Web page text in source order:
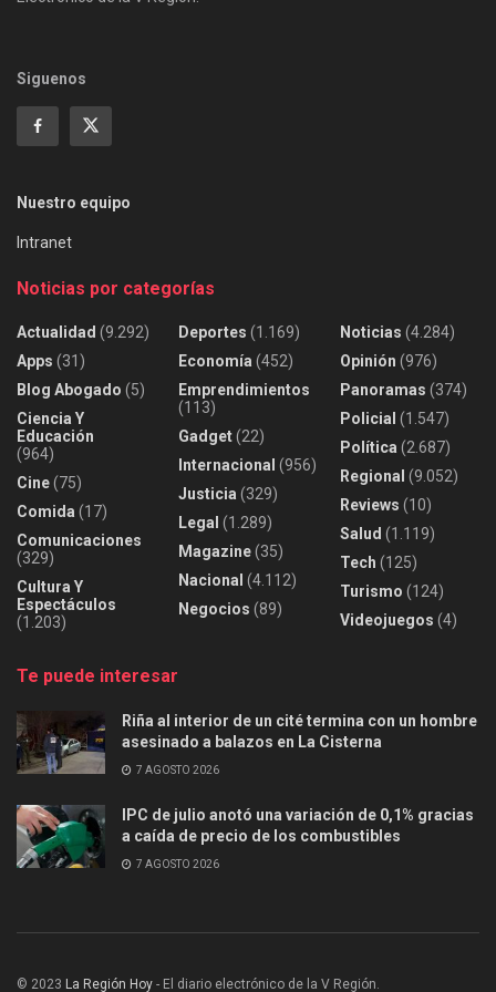
Siguenos
Nuestro equipo
Intranet
Noticias por categorías
Actualidad (9.292)
Apps (31)
Blog Abogado (5)
Ciencia Y
Educación
(964)
Cine(75)
Comida (17)
Comunicaciones
(329)
Cultura Y
Espectáculos
(1.203)
Deportes (1.169)
Economía (452)
Emprendimientos
(113)
Gadget(22)
Internacional (956)
Justicia (329)
Legal (1.289)
Magazine(35)
Nacional (4.112)
Negocios (89)
Noticias (4.284)
Opinión (976)
Panoramas (374)
Policial (1.547)
Política (2.687)
Regional (9.052)
Reviews (10)
Salud (1.119)
Tech (125)
Turismo (124)
Videojuegos (4)
Te puede interesar
Riña al interior de un cité termina con un hombre
asesinado a balazos en La Cisterna
7 AGOSTO 2026
IPC de julio anotó una variación de 0,1% gracias
a caída de precio de los combustibles
7 AGOSTO 2026
© 2023 La Región Hoy - El diario electrónico de la V Región.